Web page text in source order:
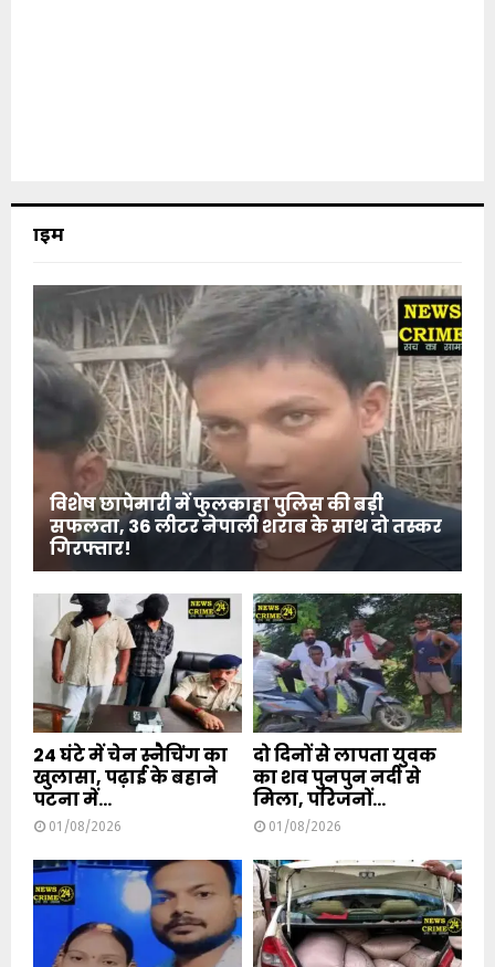
क्राइम
विशेष छापेमारी में फुलकाहा पुलिस की बड़ी
सफलता, 36 लीटर नेपाली शराब के साथ दो तस्कर
गिरफ्तार!
24 घंटे में चेन स्नैचिंग का
खुलासा, पढ़ाई के बहाने
पटना में...
01/08/2026
दो दिनों से लापता युवक
का शव पुनपुन नदी से
मिला, परिजनों...
01/08/2026